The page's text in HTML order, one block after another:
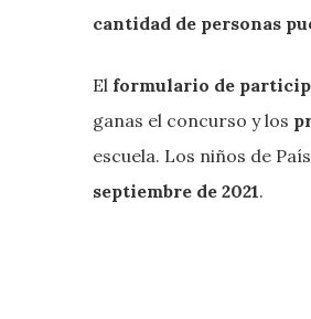
cantidad de personas
El formulario de
ganas el concurso y los
escuela. Los niños de
septiembre de 2021.